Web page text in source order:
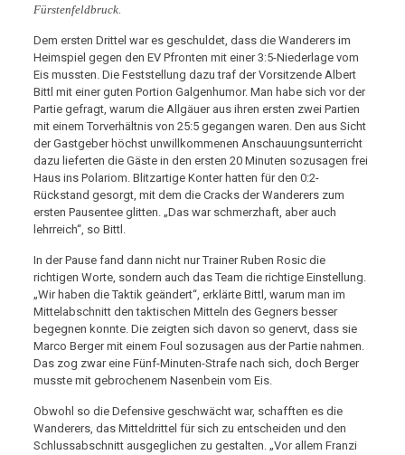
Fürstenfeldbruck.
Dem ersten Drittel war es geschuldet, dass die Wanderers im
Heimspiel gegen den EV Pfronten mit einer 3:5-Niederlage vom
Eis mussten. Die Feststellung dazu traf der Vorsitzende Albert
Bittl mit einer guten Portion Galgenhumor. Man habe sich vor der
Partie gefragt, warum die Allgäuer aus ihren ersten zwei Partien
mit einem Torverhältnis von 25:5 gegangen waren. Den aus Sicht
der Gastgeber höchst unwillkommenen Anschauungsunterricht
dazu lieferten die Gäste in den ersten 20 Minuten sozusagen frei
Haus ins Polariom. Blitzartige Konter hatten für den 0:2-
Rückstand gesorgt, mit dem die Cracks der Wanderers zum
ersten Pausentee glitten. „Das war schmerzhaft, aber auch
lehrreich“, so Bittl.
In der Pause fand dann nicht nur Trainer Ruben Rosic die
richtigen Worte, sondern auch das Team die richtige Einstellung.
„Wir haben die Taktik geändert“, erklärte Bittl, warum man im
Mittelabschnitt den taktischen Mitteln des Gegners besser
begegnen konnte. Die zeigten sich davon so genervt, dass sie
Marco Berger mit einem Foul sozusagen aus der Partie nahmen.
Das zog zwar eine Fünf-Minuten-Strafe nach sich, doch Berger
musste mit gebrochenem Nasenbein vom Eis.
Obwohl so die Defensive geschwächt war, schafften es die
Wanderers, das Mitteldrittel für sich zu entscheiden und den
Schlussabschnitt ausgeglichen zu gestalten. „Vor allem Franzi